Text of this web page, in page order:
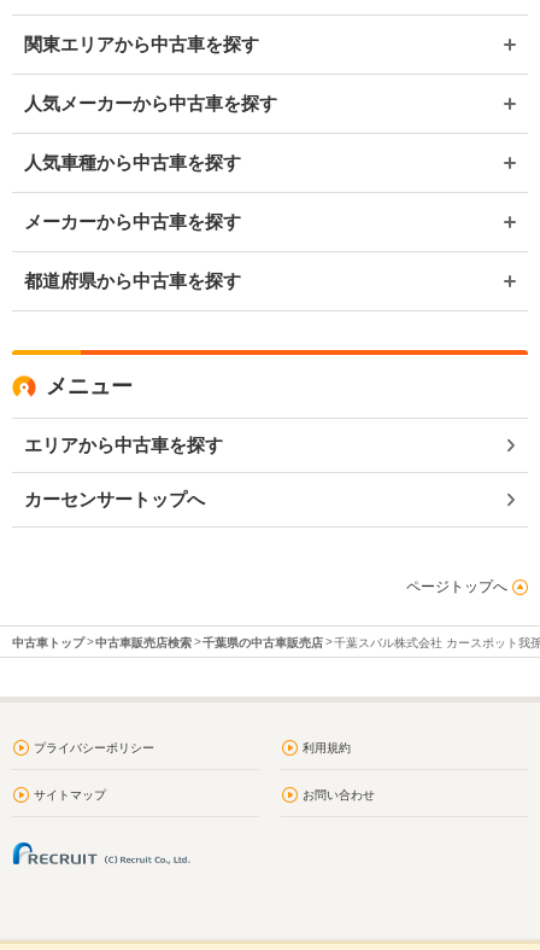
関東エリアから中古車を探す
人気メーカーから中古車を探す
人気車種から中古車を探す
メーカーから中古車を探す
都道府県から中古車を探す
メニュー
エリアから中古車を探す
カーセンサートップへ
ページトップへ
中古車トップ 中古車販売店検索 千葉県の中古車販売店 千葉スバル株式会社 カースポット我
プライバシーポリシー 利用規約
サイトマップ お問い合わせ